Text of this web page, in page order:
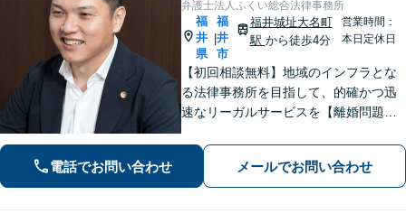
弁護士法人ふくい総合法律事務所
福
井
県
|
福
井
市
福井城址大名町
駅 から徒歩4分
営業時間：
本日定休日
【初回相談無料】地域のインフラとな
る法律事務所を目指して、的確かつ迅
速なリーガルサービスを【離婚問題】
お任せください【相続問題】福井密着
型事務所として地域特性を活かしたア
ドバイスを【福井駅7分】
電話でお問い合わせ メールでお問い合わせ